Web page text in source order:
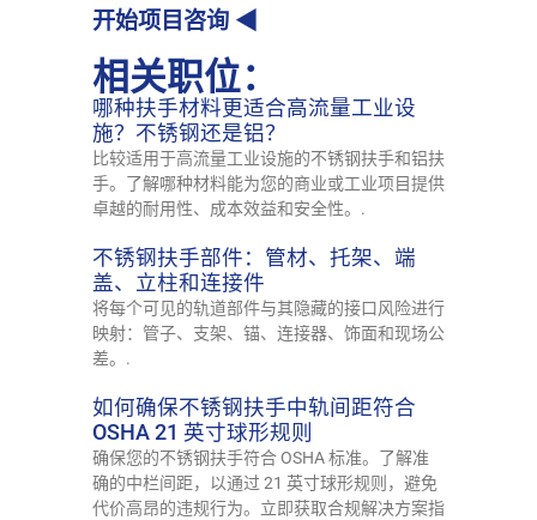
开始项目咨询 ◀
相关职位：
哪种扶手材料更适合高流量工业设
施？不锈钢还是铝？
比较适用于高流量工业设施的不锈钢扶手和铝扶
手。了解哪种材料能为您的商业或工业项目提供
卓越的耐用性、成本效益和安全性。.
不锈钢扶手部件：管材、托架、端
盖、立柱和连接件
将每个可见的轨道部件与其隐藏的接口风险进行
映射：管子、支架、锚、连接器、饰面和现场公
差。.
如何确保不锈钢扶手中轨间距符合
OSHA 21 英寸球形规则
确保您的不锈钢扶手符合 OSHA 标准。了解准
确的中栏间距，以通过 21 英寸球形规则，避免
代价高昂的违规行为。立即获取合规解决方案指